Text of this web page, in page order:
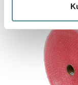
Indsamle
dens unikke
Dine valg
Boxon bruger